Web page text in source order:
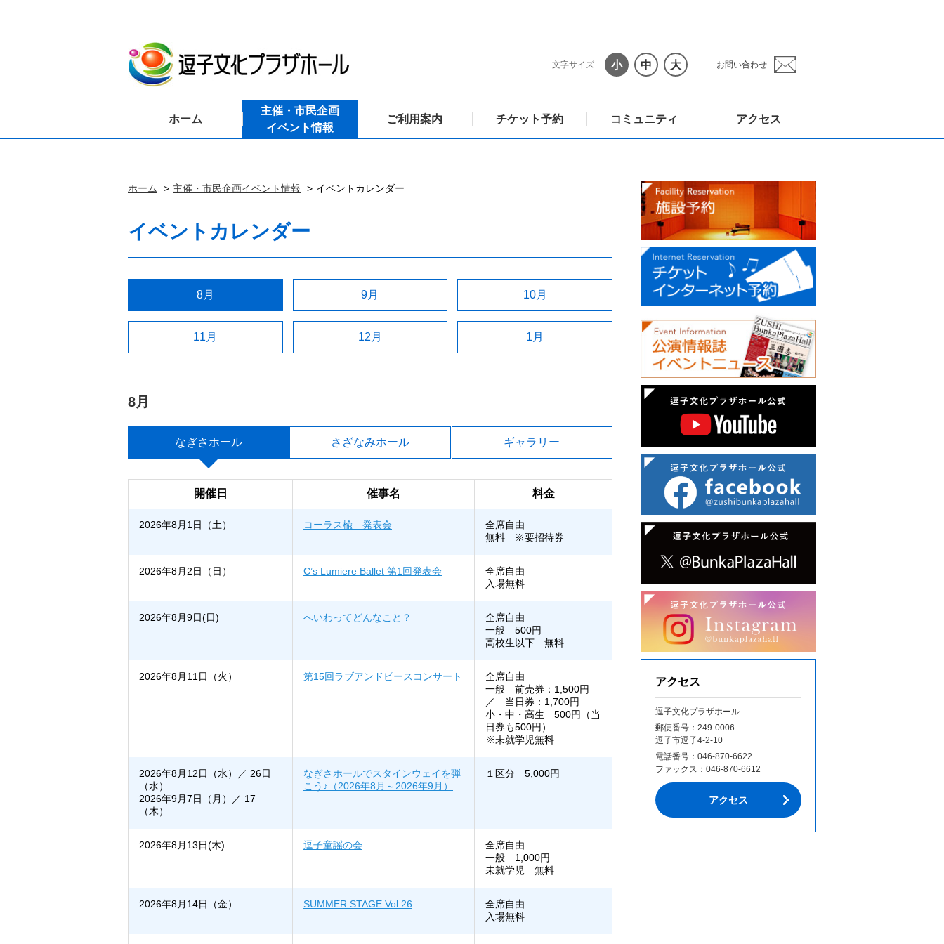
文字サイズ 小 中 大 お問い合わせ
ホーム
主催・市民企画
イベント情報
ご利用案内 チケット予約 コミュニティ アクセス
ホーム 主催・市民企画イベント情報 イベントカレンダー
イベントカレンダー
8月 9月 10月
11月 12月 1月
8月
なぎさホール さざなみホール ギャラリー
開催日 催事名 料金
2026年8月1日（土） コーラス楡 発表会
全席自由
無料 ※要招待券
2026年8月2日（日） C’s Lumiere Ballet 第1回発表会
全席自由
入場無料
2026年8月9日(日) へいわってどんなこと？
全席自由
一般 500円
高校生以下 無料
2026年8月11日（火） 第15回ラブアンドピースコンサート
全席自由
一般 前売券：1,500円
／ 当日券：1,700円
小・中・高生 500円（当
日券も500円）
※未就学児無料
2026年8月12日（水）／ 26日
（水）
2026年9月7日（月）／ 17
（木）
なぎさホールでスタインウェイを弾
こう♪（2026年8月～2026年9月）
１区分 5,000円
2026年8月13日(木) 逗子童謡の会
全席自由
一般 1,000円
未就学児 無料
2026年8月14日（金） SUMMER STAGE Vol.26
全席自由
入場無料
アクセス
逗子文化プラザホール
郵便番号：249‐0006
逗子市逗子4-2-10
電話番号： 046-870-6622
ファックス： 046-870-6612
アクセス